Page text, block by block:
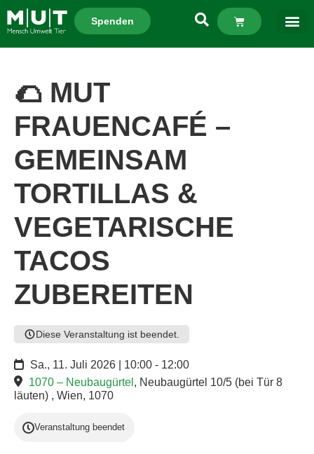
Spenden
🌮 MUT
FRAUENCAFÉ –
GEMEINSAM
TORTILLAS &
VEGETARISCHE
TACOS
ZUBEREITEN
Diese Veranstaltung ist beendet.
Sa., 11. Juli 2026 | 10:00 - 12:00
1070 – Neubaugürtel , Neubaugürtel 10/5 (bei Tür 8
läuten) , Wien, 1070
Veranstaltung beendet